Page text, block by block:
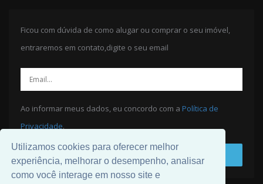
Utilizamos cookies para oferecer melhor
experiência, melhorar o desempenho, analisar
como você interage em nosso site e
Ficou com dúvida de como alugar ou comprar o seu imóvel,
entraremos em contato,digite o seu email
Ao informar meus dados, eu concordo com a Política de
Privacidade.